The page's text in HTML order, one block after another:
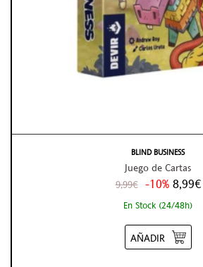
BLIND BUSINESS
Juego de Cartas
9,99€ -10% 8,99€
En Stock (24/48h)
AÑADIR